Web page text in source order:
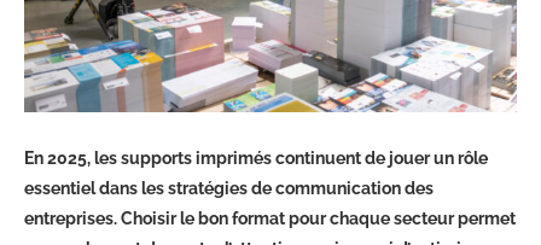
En 2025, les supports imprimés continuent de jouer un rôle
essentiel dans les stratégies de communication des
entreprises. Choisir le bon format pour chaque secteur permet